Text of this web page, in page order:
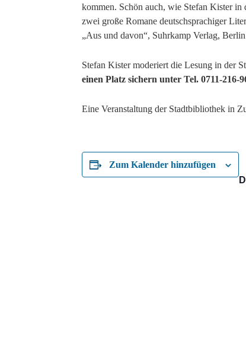
kommen. Schön auch, wie Stefan Kister in
zwei große Romane deutschsprachiger
„Aus und davon“, Suhrkamp Verlag,
Stefan Kister moderiert die Lesung in der
einen Platz sichern unter Tel. 0711-216-
Eine Veranstaltung der Stadtbibliothek in
Zum Kalender hinzufügen